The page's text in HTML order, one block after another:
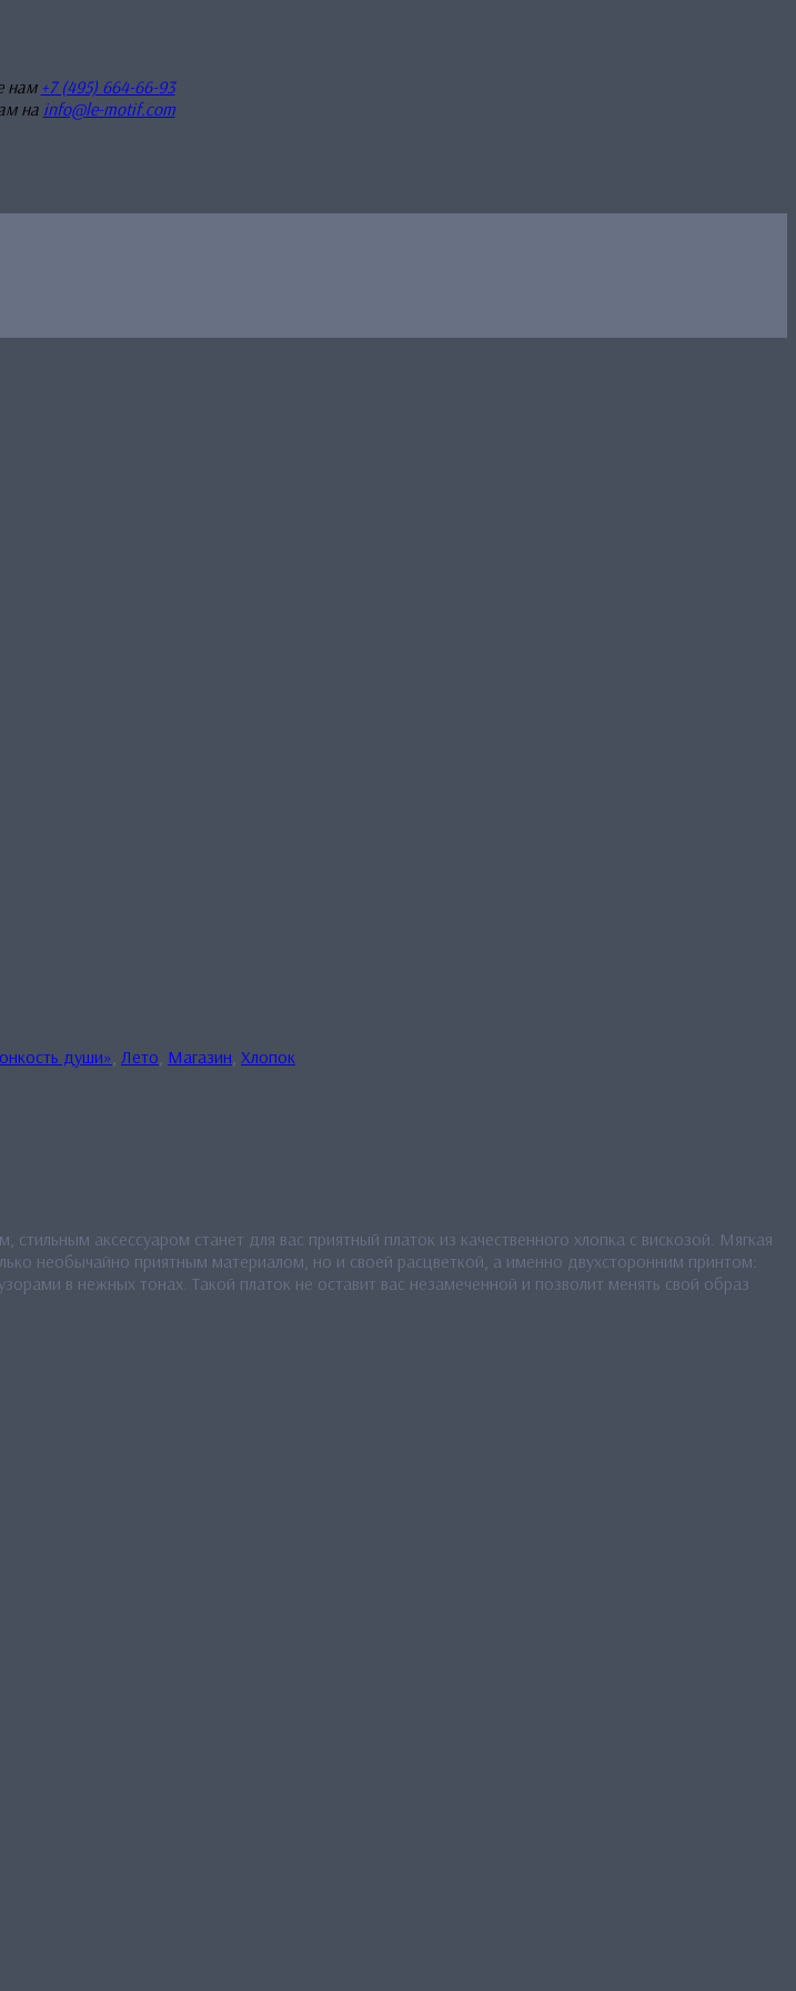
нам +7 (495) 664-66-93
на info@le-motif.com
души» Лето Магазин Хлопок
стильным аксессуаром станет для вас приятный платок из качественного хлопка с вискозой. Мягкая
необычайно приятным материалом, но и своей расцветкой, а именно двухсторонним принтом:
в нежных тонах. Такой платок не оставит вас незамеченной и позволит менять свой образ